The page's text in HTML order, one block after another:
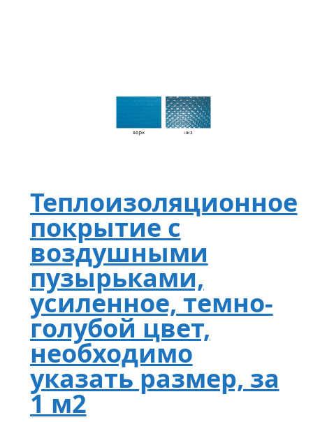
Теплоизоляционное
покрытие с
воздушными
пузырьками,
усиленное, темно-
голубой цвет,
необходимо
указать размер, за
1 м2